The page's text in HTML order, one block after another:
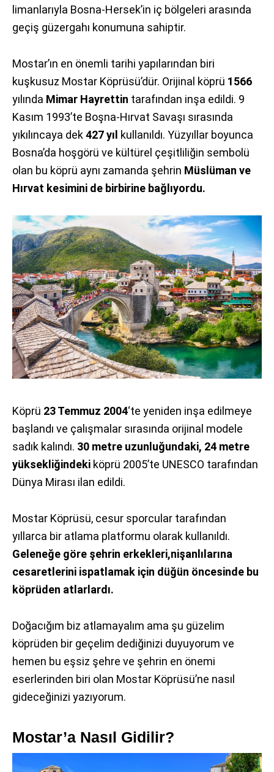
limanlarıyla Bosna-Hersek’in iç bölgeleri arasında
geçiş güzergahı konumuna sahiptir.
Mostar’ın en önemli tarihi yapılarından biri
kuşkusuz Mostar Köprüsü’dür. Orijinal köprü 1566
yılında Mimar Hayrettin tarafından inşa edildi. 9
Kasım 1993’te Boşna-Hırvat Savaşı sırasında
yıkılıncaya dek427 yıl kullanıldı. Yüzyıllar boyunca
Bosna’da hoşgörü ve kültürel çeşitliliğin sembolü
olan bu köprü aynı zamanda şehrin Müslüman ve
Hırvat kesimini de birbirine bağlıyordu.
Köprü 23 Temmuz 2004‘te yeniden inşa edilmeye
başlandı ve çalışmalar sırasında orijinal modele
sadık kalındı. 30 metre uzunluğundaki, 24 metre
yüksekliğindeki köprü 2005’te UNESCO tarafından
Dünya Mirası ilan edildi.
Mostar Köprüsü, cesur sporcular tarafından
yıllarca bir atlama platformu olarak kullanıldı.
Geleneğe göre şehrin erkekleri,nişanlılarına
cesaretlerini ispatlamak için düğün öncesinde bu
köprüden atlarlardı.
Doğacığım biz atlamayalım ama şu güzelim
köprüden bir geçelim dediğinizi duyuyorum ve
hemen bu eşsiz şehre ve şehrin en önemi
eserlerinden biri olan Mostar Köprüsü’ne nasıl
gideceğinizi yazıyorum.
Mostar’a Nasıl Gidilir?